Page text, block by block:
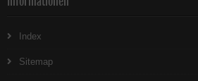
Index
Sitemap